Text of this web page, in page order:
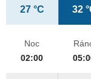
27 °C 32
Noc
02:00